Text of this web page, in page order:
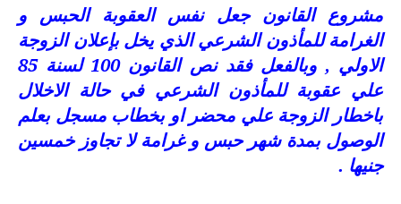
مشروع القانون جعل نفس العقوبة الحبس و
الغرامة للمأذون الشرعي الذي يخل بإعلان الزوجة
الاولي , وبالفعل فقد نص القانون 100 لسنة 85
علي عقوبة للمأذون الشرعي في حالة الاخلال
باخطار الزوجة علي محضر او بخطاب مسجل بعلم
الوصول بمدة شهر حبس و غرامة لا تجاوز خمسين
جنيها .